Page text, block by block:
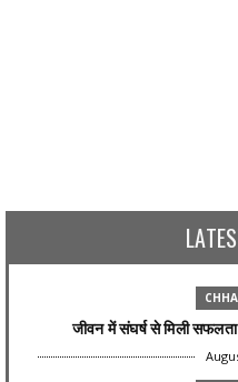
जीवन में संघर्ष से मिली